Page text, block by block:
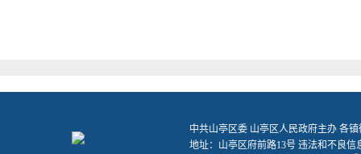
中共山亭区委 山亭区人民政府主办 各
地址：山亭区府前路13号 违法和不良信